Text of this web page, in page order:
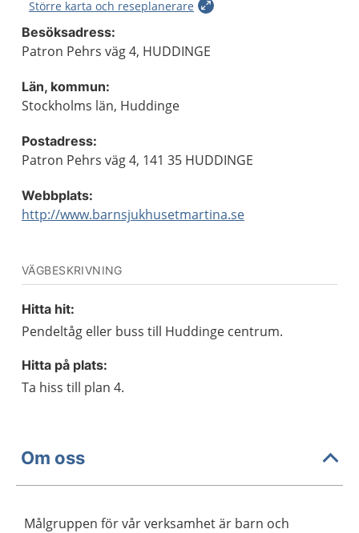
Större karta och reseplanerare
Besöksadress:
Patron Pehrs väg 4, HUDDINGE
Län, kommun:
Stockholms län, Huddinge
Postadress:
Patron Pehrs väg 4, 141 35 HUDDINGE
Webbplats:
http://www.barnsjukhusetmartina.se
VÄGBESKRIVNING
Hitta hit:
Pendeltåg eller buss till Huddinge centrum.
Hitta på plats:
Ta hiss till plan 4.
Om oss
Målgruppen för vår verksamhet är barn och